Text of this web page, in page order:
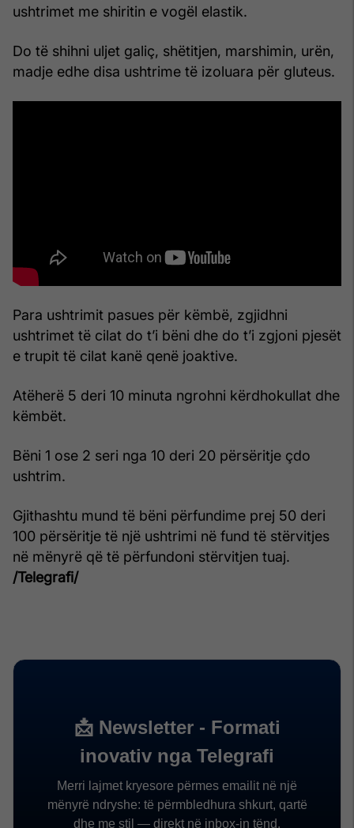
ushtrimet me shiritin e vogël elastik.
Do të shihni uljet galiç, shëtitjen, marshimin, urën,
madje edhe disa ushtrime të izoluara për gluteus.
Para ushtrimit pasues për këmbë, zgjidhni
ushtrimet të cilat do t’i bëni dhe do t’i zgjoni pjesët
e trupit të cilat kanë qenë joaktive.
Atëherë 5 deri 10 minuta ngrohni kërdhokullat dhe
këmbët.
Bëni 1 ose 2 seri nga 10 deri 20 përsëritje çdo
ushtrim.
Gjithashtu mund të bëni përfundime prej 50 deri
100 përsëritje të një ushtrimi në fund të stërvitjes
në mënyrë që të përfundoni stërvitjen tuaj.
/Telegrafi/